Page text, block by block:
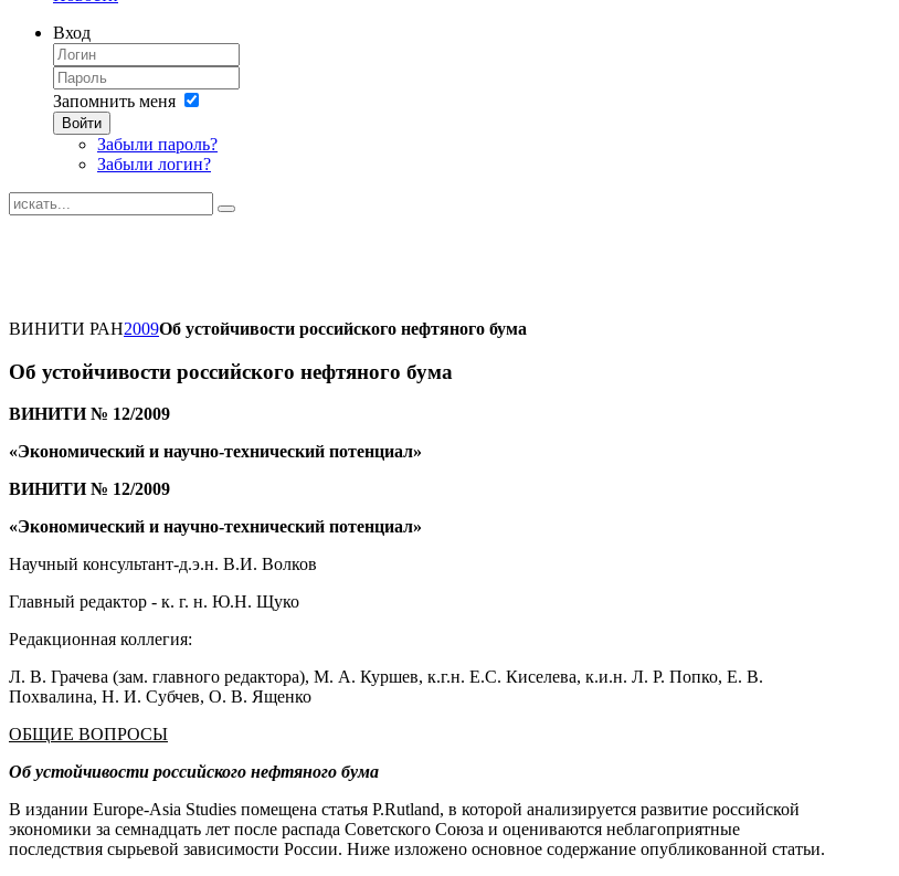
Вход
Запомнить меня
Войти
Забыли пароль?
Забыли логин?
ВИНИТИ РАН2009Об устойчивости российского нефтяного бума
Об устойчивости российского нефтяного бума
ВИНИТИ № 12/2009
«Экономический и научно-технический потенциал»
ВИНИТИ № 12/2009
«Экономический и научно-технический потенциал»
Научный консультант-д.э.н. В.И. Волков
Главный редактор - к. г. н. Ю.Н. Щуко
Редакционная коллегия:
Л. В. Грачева (зам. главного редактора), М. А. Куршев, к.г.н. Е.С. Киселева, к.и.н. Л. Р. Попко, Е. В.
Похвалина, Н. И. Субчев, О. В. Ященко
ОБЩИЕ ВОПРОСЫ
Об устойчивости российского нефтяного бума
В издании Europe-Asia Studies помещена статья P.Rutland, в которой анализируется развитие российской
экономики за семнадцать лет после распада Советского Союза и оцениваются неблагоприятные
последствия сырьевой зависимости России. Ниже изложено основное содержание опубликованной статьи.